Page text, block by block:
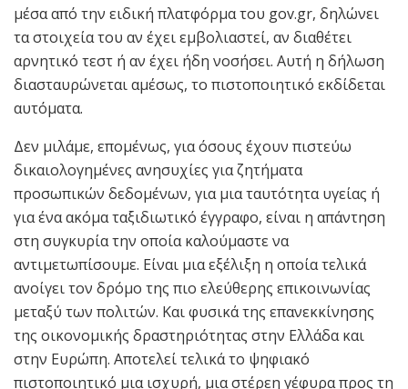
μέσα από την ειδική πλατφόρμα του gov.gr, δηλώνει
τα στοιχεία του αν έχει εμβολιαστεί, αν διαθέτει
αρνητικό τεστ ή αν έχει ήδη νοσήσει. Αυτή η δήλωση
διασταυρώνεται αμέσως, το πιστοποιητικό εκδίδεται
αυτόματα.
Δεν μιλάμε, επομένως, για όσους έχουν πιστεύω
δικαιολογημένες ανησυχίες για ζητήματα
προσωπικών δεδομένων, για μια ταυτότητα υγείας ή
για ένα ακόμα ταξιδιωτικό έγγραφο, είναι η απάντηση
στη συγκυρία την οποία καλούμαστε να
αντιμετωπίσουμε. Είναι μια εξέλιξη η οποία τελικά
ανοίγει τον δρόμο της πιο ελεύθερης επικοινωνίας
μεταξύ των πολιτών. Και φυσικά της επανεκκίνησης
της οικονομικής δραστηριότητας στην Ελλάδα και
στην Ευρώπη. Αποτελεί τελικά το ψηφιακό
πιστοποιητικό μια ισχυρή, μια στέρεη γέφυρα προς τη